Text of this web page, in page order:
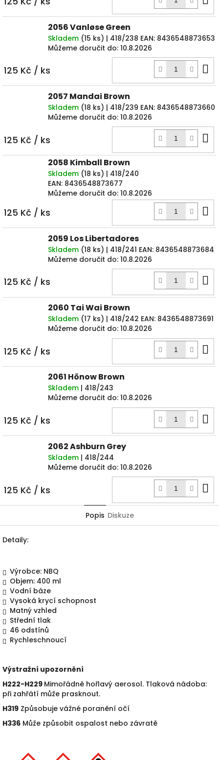
2056 Vanløse Green
Skladem (15 ks) | 418/238 EAN: 8436548873653
Můžeme doručit do: 10.8.2026
125 Kč / ks
2057 Mandai Brown
Skladem (18 ks) | 418/239 EAN: 8436548873660
Můžeme doručit do: 10.8.2026
125 Kč / ks
2058 Kimball Brown
Skladem (18 ks) | 418/240
EAN: 8436548873677
Můžeme doručit do: 10.8.2026
125 Kč / ks
2059 Los Libertadores
Skladem (18 ks) | 418/241 EAN: 8436548873684
Můžeme doručit do: 10.8.2026
125 Kč / ks
2060 Tai Wai Brown
Skladem (17 ks) | 418/242 EAN: 8436548873691
Můžeme doručit do: 10.8.2026
125 Kč / ks
2061 Hönow Brown
Skladem | 418/243
Můžeme doručit do: 10.8.2026
125 Kč / ks
2062 Ashburn Grey
Skladem | 418/244
Můžeme doručit do: 10.8.2026
125 Kč / ks
Popis Diskuze
Detaily:
Výrobce: NBQ
Objem: 400 ml
Vodní báze
Vysoká krycí schopnost
Matný vzhled
Střední tlak
46 odstínů
Rychleschnoucí
Výstražní upozornění
H222-H229 Mimořádně hořlavý aerosol. Tlaková nádoba:
při zahřátí může prasknout.
H319 Způsobuje vážné poranění očí
H336 Může způsobit ospalost nebo závratě